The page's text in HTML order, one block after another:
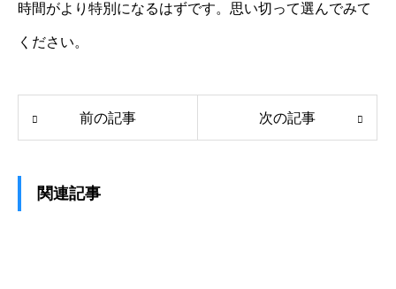
時間がより特別になるはずです。思い切って選んでみて
ください。
前の記事 次の記事
関連記事